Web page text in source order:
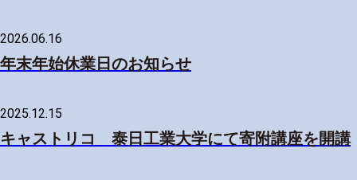
2026.06.16
年末年始休業日のお知らせ
2025.12.15
キャストリコ 泰日工業大学にて寄附講座を開講